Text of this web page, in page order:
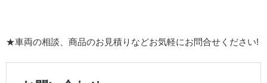
★車両の相談、商品のお見積りなどお気軽にお問合せください!